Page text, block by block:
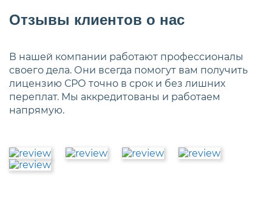
Отзывы клиентов о нас
В нашей компании работают профессионалы
своего дела. Они всегда помогут вам получить
лицензию СРО точно в срок и без лишних
переплат. Мы аккредитованы и работаем
напрямую.